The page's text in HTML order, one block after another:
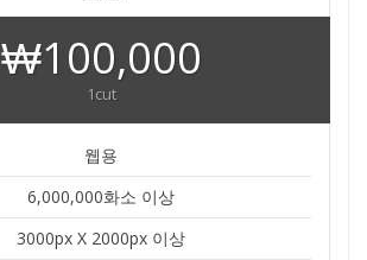
₩100,000
1cut
웹용
6,000,000화소 이상
3000px X 2000px 이상